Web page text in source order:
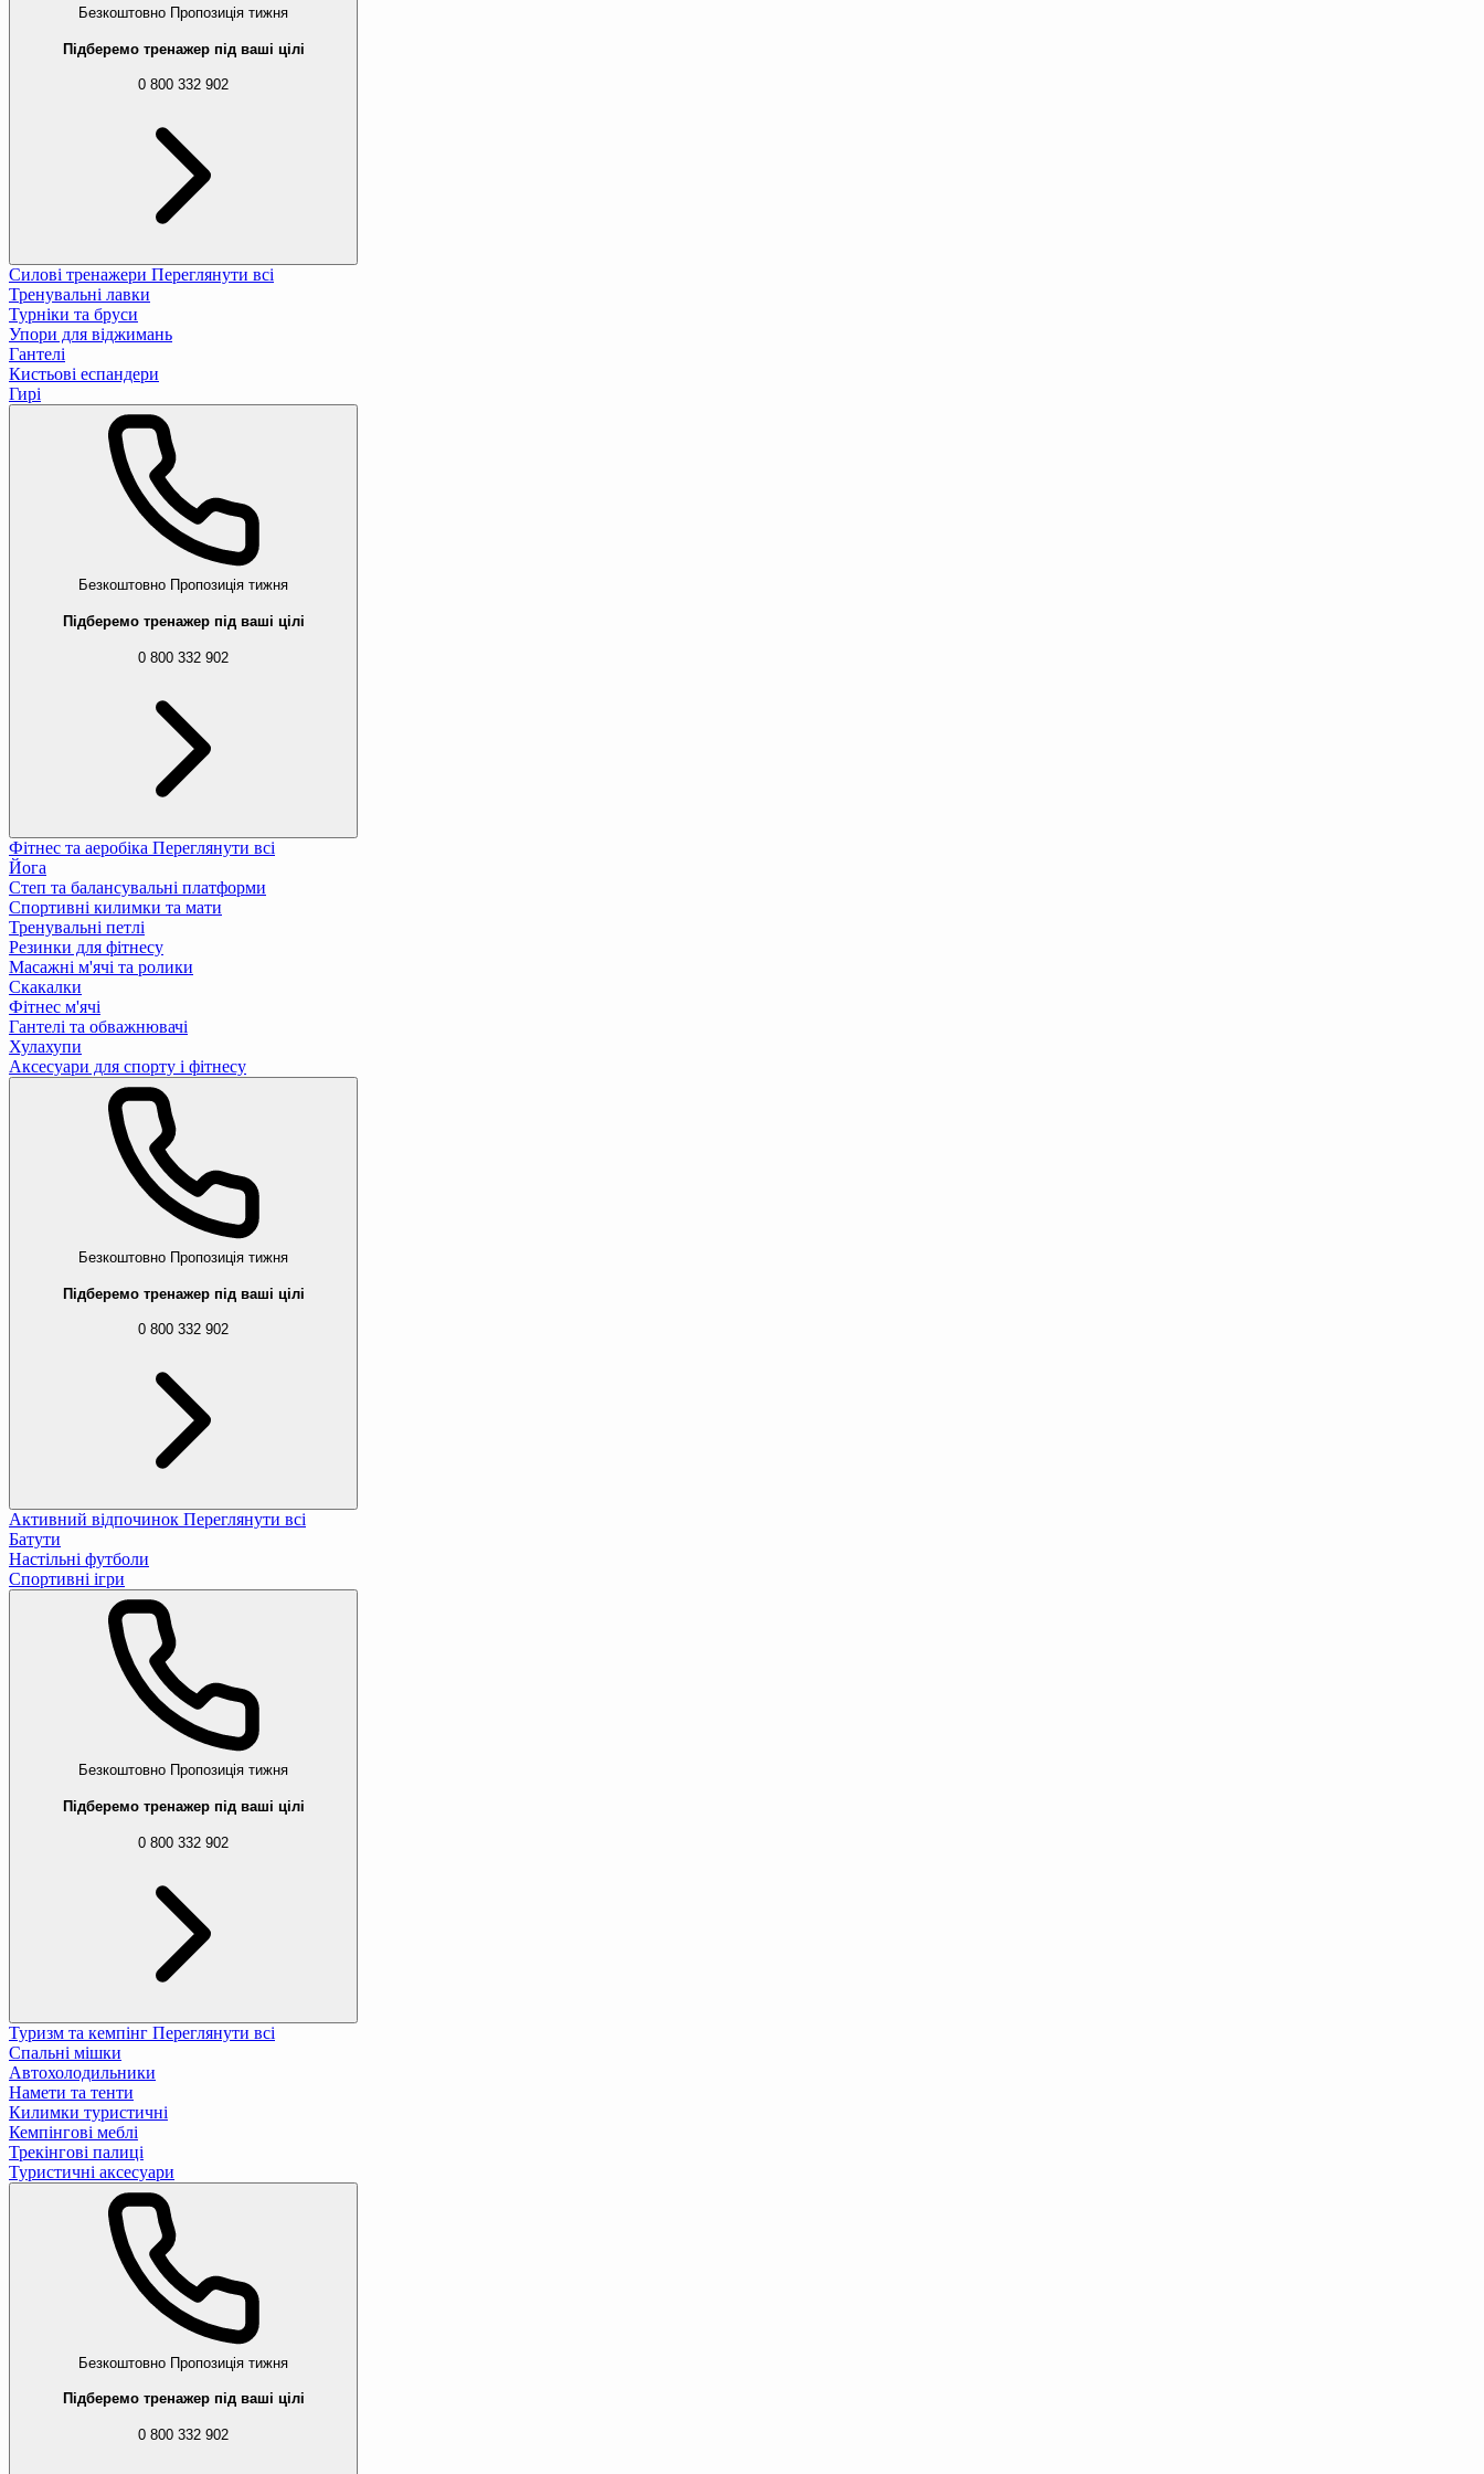
Безкоштовно Пропозиція тижня
Підберемо тренажер під ваші цілі
0 800 332 902
Силові тренажери Переглянути всі
Тренувальні лавки
Турніки та бруси
Упори для віджимань
Гантелі
Кистьові еспандери
Гирі
Безкоштовно Пропозиція тижня
Підберемо тренажер під ваші цілі
0 800 332 902
Фітнес та аеробіка Переглянути всі
Йога
Степ та балансувальні платформи
Спортивні килимки та мати
Тренувальні петлі
Резинки для фітнесу
Масажні м'ячі та ролики
Скакалки
Фітнес м'ячі
Гантелі та обважнювачі
Хулахупи
Аксесуари для спорту і фітнесу
Безкоштовно Пропозиція тижня
Підберемо тренажер під ваші цілі
0 800 332 902
Активний відпочинок Переглянути всі
Батути
Настільні футболи
Спортивні ігри
Безкоштовно Пропозиція тижня
Підберемо тренажер під ваші цілі
0 800 332 902
Туризм та кемпінг Переглянути всі
Спальні мішки
Автохолодильники
Намети та тенти
Килимки туристичні
Кемпінгові меблі
Трекінгові палиці
Туристичні аксесуари
Безкоштовно Пропозиція тижня
Підберемо тренажер під ваші цілі
0 800 332 902